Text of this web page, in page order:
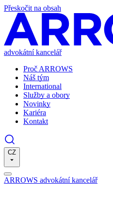
Přeskočit na obsah
advokátní kancelář
Proč ARROWS
Náš tým
International
Služby a obory
Novinky
Kariéra
Kontakt
CZ
ARROWS advokátní kancelář